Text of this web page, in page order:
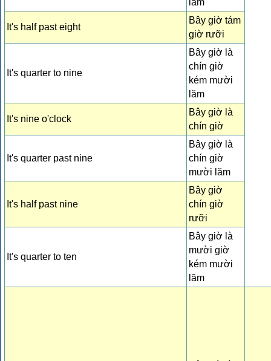
lăm
It's half past eight
Bây giờ tám
giờ rưỡi
It's quarter to nine
Bây giờ là
chín giờ
kém mười
lăm
It's nine o'clock
Bây giờ là
chín giờ
It's quarter past nine
Bây giờ là
chín giờ
mười lăm
It's half past nine
Bây giờ
chín giờ
rưỡi
It's quarter to ten
Bây giờ là
mười giờ
kém mười
lăm